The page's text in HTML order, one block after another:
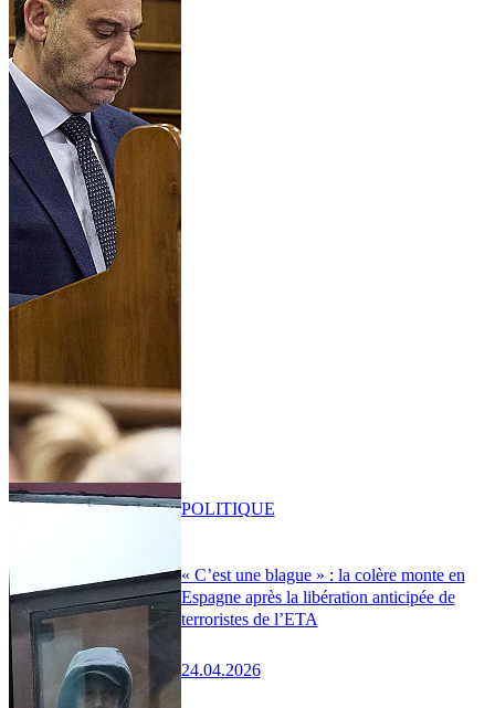
« C’est une blague » : la colère monte en
Espagne après la libération anticipée de
terroristes de l’ETA
24.04.2026
POLITIQUE